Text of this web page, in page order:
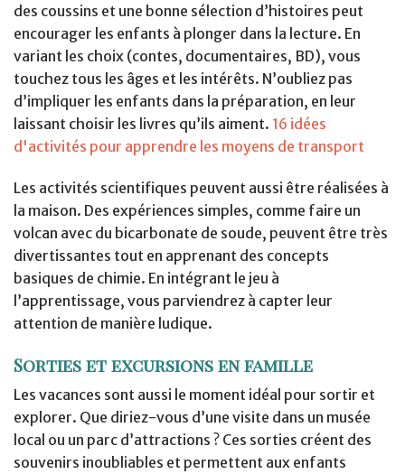
des coussins et une bonne sélection d’histoires peut
encourager les enfants à plonger dans la lecture. En
variant les choix (contes, documentaires, BD), vous
touchez tous les âges et les intérêts. N’oubliez pas
d’impliquer les enfants dans la préparation, en leur
laissant choisir les livres qu’ils aiment. 16 idées
d'activités pour apprendre les moyens de transport
Les activités scientifiques peuvent aussi être réalisées à
la maison. Des expériences simples, comme faire un
volcan avec du bicarbonate de soude, peuvent être très
divertissantes tout en apprenant des concepts
basiques de chimie. En intégrant le jeu à
l’apprentissage, vous parviendrez à capter leur
attention de manière ludique.
Sorties et excursions en famille
Les vacances sont aussi le moment idéal pour sortir et
explorer. Que diriez-vous d’une visite dans un musée
local ou un parc d’attractions ? Ces sorties créent des
souvenirs inoubliables et permettent aux enfants